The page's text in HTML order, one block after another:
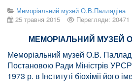
Меморіальний музей О.В.Палладіна
25 травня 2015
Перегляди: 20471
МЕМОРІАЛЬНИЙ МУЗЕЙ
Меморіальний музей О.В.
Постановою Ради Міністрів
1973 р. в Інституті біохімії його